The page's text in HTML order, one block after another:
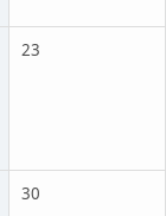
23
30